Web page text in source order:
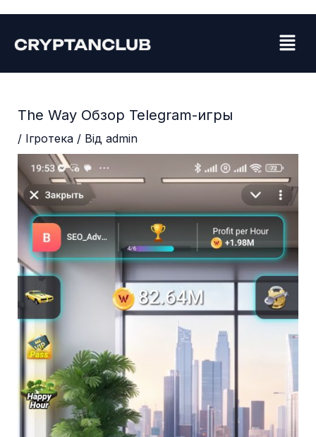
вмісту
Menu
The Way Обзор Telegram-игры
/ Ігротека/ Від admin
запису